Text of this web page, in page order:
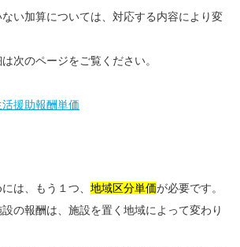
い加算については、対応する内容により変
次のページをご覧ください。
援助報酬単価
は、もう１つ、 地域区分単価が必要です。
の報酬は、施設を置く地域によって変わり